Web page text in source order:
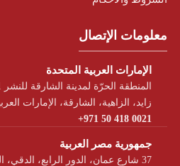
معلومات الإتصال
الإمارات العربية المتحدة
زايد، الزاهية، الشارقة، الإمارات
+971 50 418 0021
جمهورية مصر العربية
37 شارع عمان، الدور الرابع، الدقي، الجيزة، مصر.